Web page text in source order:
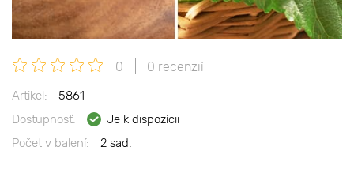
0 0 recenzií
Artikel:
5861
Dostupnosť:
Je k dispozícii
Počet v balení:
2 sad.